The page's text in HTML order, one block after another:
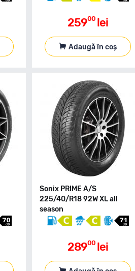
25900 lei
Adaugă în coș
Sonix PRIME A/S
225/40/R18 92W XL all
season
28900 lei